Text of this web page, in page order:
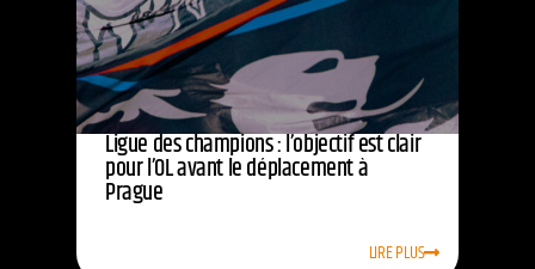
Ligue des champions : l’objectif est clair
pour l’OL avant le déplacement à
Prague
LIRE PLUS